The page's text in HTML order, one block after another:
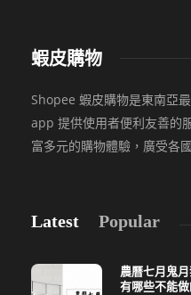
蝦皮購物
Shopee 蝦皮購物是東南亞
app 提供使用者便利友善的
富多元的購物體驗，廣受各
Latest Popular
農曆七月鬼
有哪些不能做